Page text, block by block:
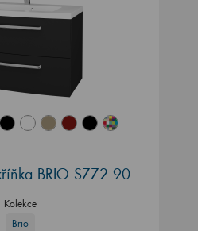
BRIO SZZ2 90
Kolekce
Brio